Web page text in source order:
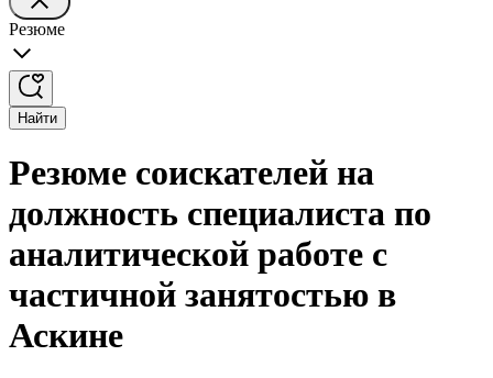
Резюме
Найти
Резюме соискателей на
должность специалиста по
аналитической работе с
частичной занятостью в
Аскине